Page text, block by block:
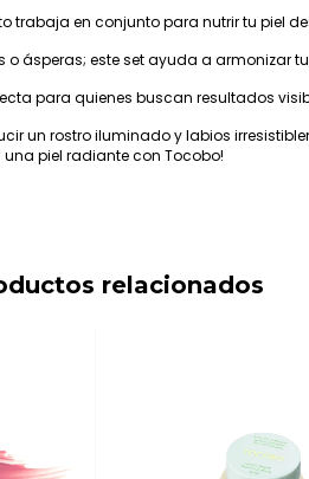
trabaja en conjunto para nutrir tu piel
ásperas; este set ayuda a armonizar
para quienes buscan resultados
un rostro iluminado y labios
una piel radiante con Tocobo!
relacionados